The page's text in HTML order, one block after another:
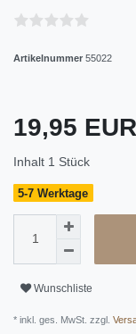
Artikelnummer 55022
19,95 EUR
Inhalt 1 Stück
5-7 Werktage
Wunschliste
* inkl. ges. MwSt. zzgl.